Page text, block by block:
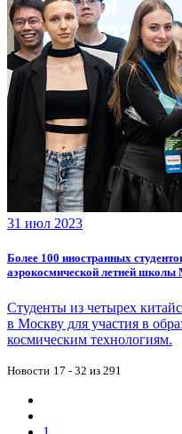
31 июл 2023
Более 100 иностранных
аэрокосмической летней
Студенты из четырех
в Москву для участия в
космическим технологиям.
Новости 17 - 32 из 291